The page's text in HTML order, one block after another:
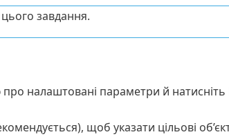
завдання.
налаштовані параметри й натисніть
щоб указати цільові